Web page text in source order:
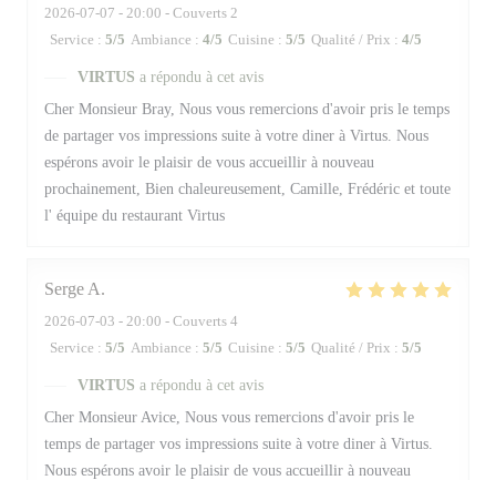
2026-07-07 - 20:00 - Couverts 2
Service : 5/5 Ambiance : 4/5 Cuisine : 5/5 Qualité / Prix : 4/5
VIRTUS a répondu à cet avis
Cher Monsieur Bray, Nous vous remercions d'avoir pris le temps
de partager vos impressions suite à votre diner à Virtus. Nous
espérons avoir le plaisir de vous accueillir à nouveau
prochainement, Bien chaleureusement, Camille, Frédéric et toute
l' équipe du restaurant Virtus
Serge A
2026-07-03 - 20:00 - Couverts 4
Service : 5/5 Ambiance : 5/5 Cuisine : 5/5 Qualité / Prix : 5/5
VIRTUS a répondu à cet avis
Cher Monsieur Avice, Nous vous remercions d'avoir pris le
temps de partager vos impressions suite à votre diner à Virtus.
Nous espérons avoir le plaisir de vous accueillir à nouveau